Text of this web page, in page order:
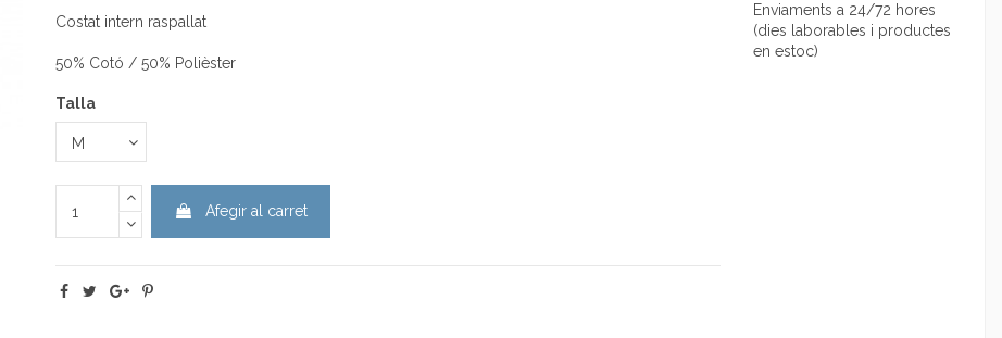
Costat intern raspallat
50% Cotó / 50% Polièster
Talla
Afegir al carret
Enviaments a 24/72 hores
(dies laborables i productes
en estoc)